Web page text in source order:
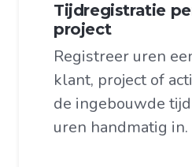
Tijdregistratie
project
Registreer uren
klant, project of
de ingebouwde
uren handmatig in.